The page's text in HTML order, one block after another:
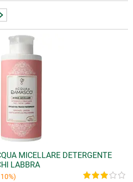
MICELLARE DETERGENTE
LABBRA